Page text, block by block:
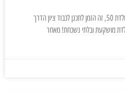
אם אתם או יקיריכם חוגגים בקרוב יום הולדת 50, זה הזמן לתכנן לכבוד ציון הדרך
מושקעת ובלתי נשכחת! מאחר